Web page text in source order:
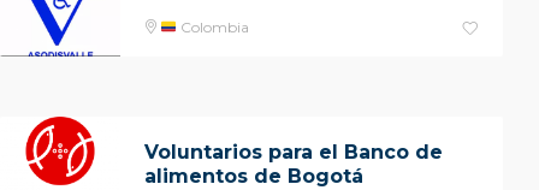
Colombia
Voluntarios para el Banco de
alimentos de Bogotá